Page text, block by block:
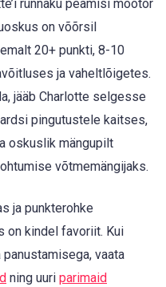
rünnaku peamisi mootor
on võõrsil
20+ punkti, 8-10
ja vaheltlõigetes.
jääb Charlotte selgesse
pingutustele kaitses,
oskuslik mängupilt
võtmemängijaks.
ja punkterohke
on kindel favoriit. Kui
vaata
ning uuri parimaid